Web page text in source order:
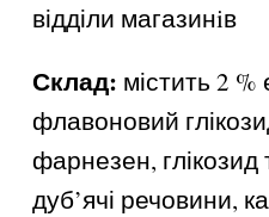
відділи магазинiв
Склад: містить 2 %
флавоновий
фарнезен, глікозид
дуб’ячі речовини,